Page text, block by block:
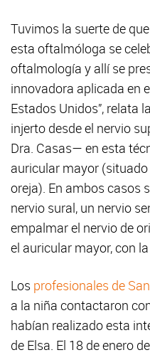
Tuvimos la suerte de
esta oftalmóloga se
oftalmología y allí se
innovadora aplicada en
Estados Unidos”, relata
injerto desde el nervio
Dra. Casas— en esta
auricular mayor
oreja). En ambos casos
nervio sural, un nervio
empalmar el nervio de
el auricular mayor, con la
Los profesionales de
a la niña contactaron
habían realizado esta
de Elsa. El 18 de enero